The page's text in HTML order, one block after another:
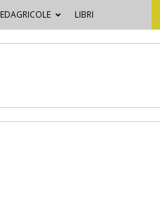
EDAGRICOLE LIBRI